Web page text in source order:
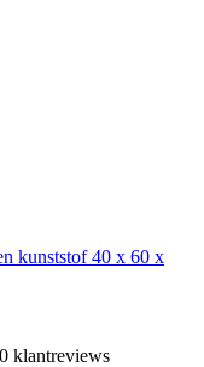
kunststof 40 x 60 x
klantreviews